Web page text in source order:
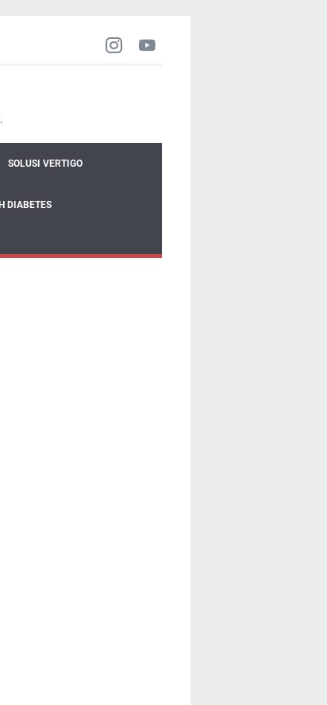
SOLUSI VERTIGO
DIABETES